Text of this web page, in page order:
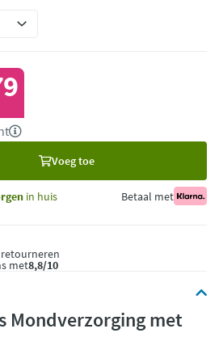
Voeg toe
in huis Betaal met
retourneren
met8,8/10
Mondverzorging met